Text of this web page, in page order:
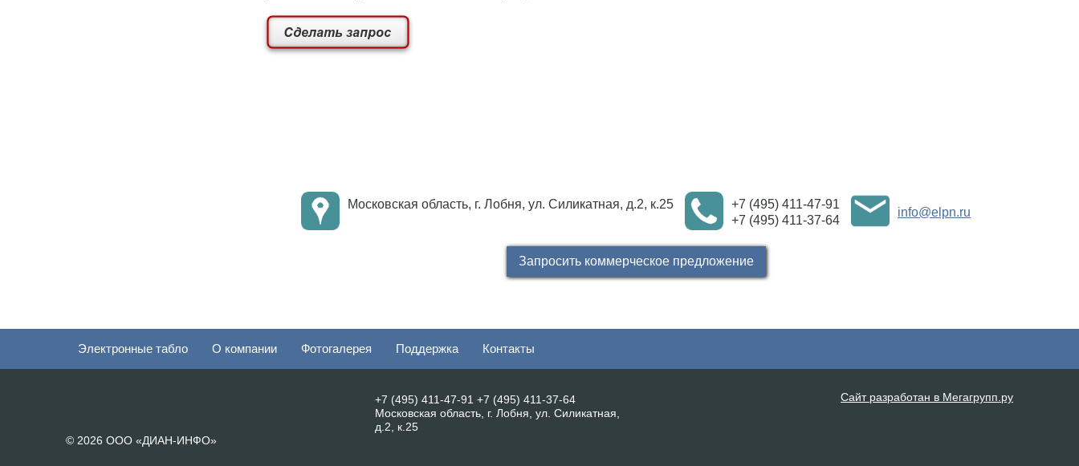
Московская область, г. Лобня, ул. Силикатная, д.2, к.25
+7 (495) 411-47-91
+7 (495) 411-37-64
info@elpn.ru
Запросить коммерческое предложение
Электронные табло О компании Фотогалерея Поддержка Контакты
+7 (495) 411-47-91 +7 (495) 411-37-64
Московская область, г. Лобня, ул. Силикатная,
д.2, к.25
Сайт разработан в Мегагрупп.ру
© 2026 ООО «ДИАН-ИНФО»